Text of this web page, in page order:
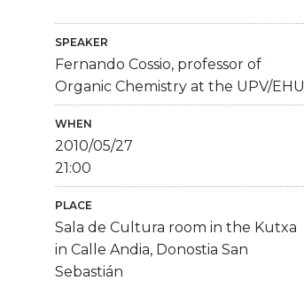
SPEAKER
Fernando Cossio, professor of
Organic Chemistry at the UPV/EHU
WHEN
2010/05/27
21:00
PLACE
Sala de Cultura room in the Kutxa
in Calle Andia, Donostia San
Sebastián